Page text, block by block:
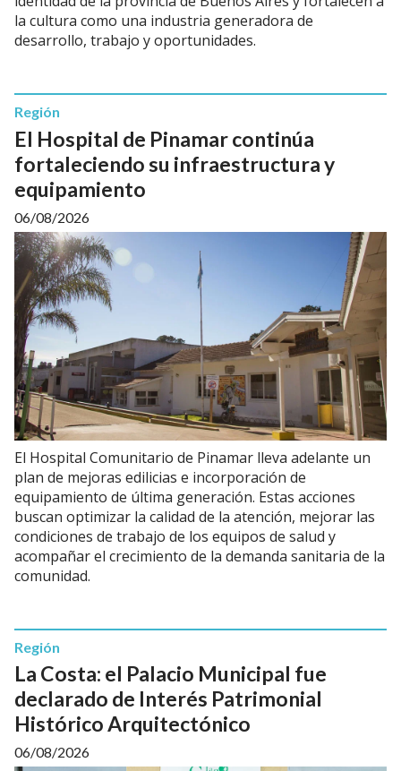
la cultura como una industria generadora de
desarrollo, trabajo y oportunidades.
El Hospital de Pinamar continúa
fortaleciendo su infraestructura y
equipamiento
Región
06/08/2026
El Hospital Comunitario de Pinamar lleva adelante un
plan de mejoras edilicias e incorporación de
equipamiento de última generación. Estas acciones
buscan optimizar la calidad de la atención, mejorar las
condiciones de trabajo de los equipos de salud y
acompañar el crecimiento de la demanda sanitaria de la
comunidad.
La Costa: el Palacio Municipal fue
declarado de Interés Patrimonial
Histórico Arquitectónico
Región
06/08/2026